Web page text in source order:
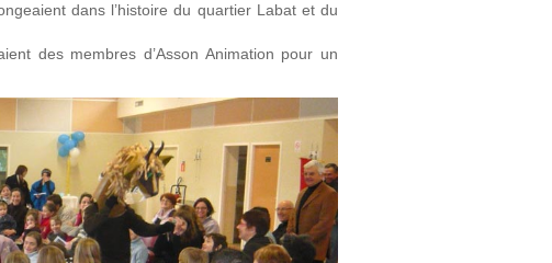
dans l’histoire du quartier Labat et du
des membres d’Asson Animation pour un